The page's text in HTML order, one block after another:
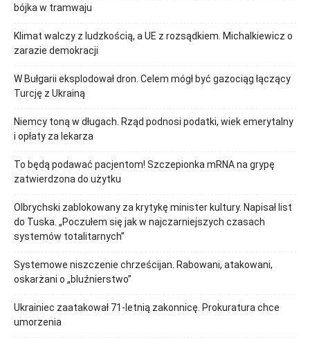
bójka w tramwaju
Klimat walczy z ludzkością, a UE z rozsądkiem. Michalkiewicz o
zarazie demokracji
W Bułgarii eksplodował dron. Celem mógł być gazociąg łączący
Turcję z Ukrainą
Niemcy toną w długach. Rząd podnosi podatki, wiek emerytalny
i opłaty za lekarza
To będą podawać pacjentom! Szczepionka mRNA na grypę
zatwierdzona do użytku
Olbrychski zablokowany za krytykę minister kultury. Napisał list
do Tuska. „Poczułem się jak w najczarniejszych czasach
systemów totalitarnych”
Systemowe niszczenie chrześcijan. Rabowani, atakowani,
oskarżani o „bluźnierstwo”
Ukrainiec zaatakował 71-letnią zakonnicę. Prokuratura chce
umorzenia